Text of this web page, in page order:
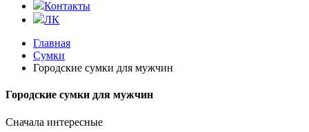
Контакты
ЛК
Главная
Сумки
Городские сумки для мужчин
Городские сумки для мужчин
Сначала интересные